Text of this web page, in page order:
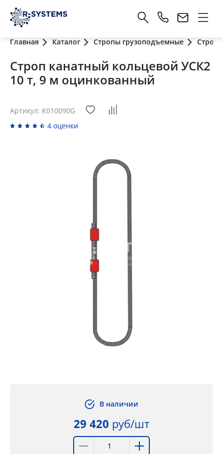
Главная Каталог Стропы грузоподъемные
Строп канатный кольцевой УСК2
10 т, 9 м оцинкованный
Артикул: K010090G
4 оценки
В наличии
29 420 руб/шт